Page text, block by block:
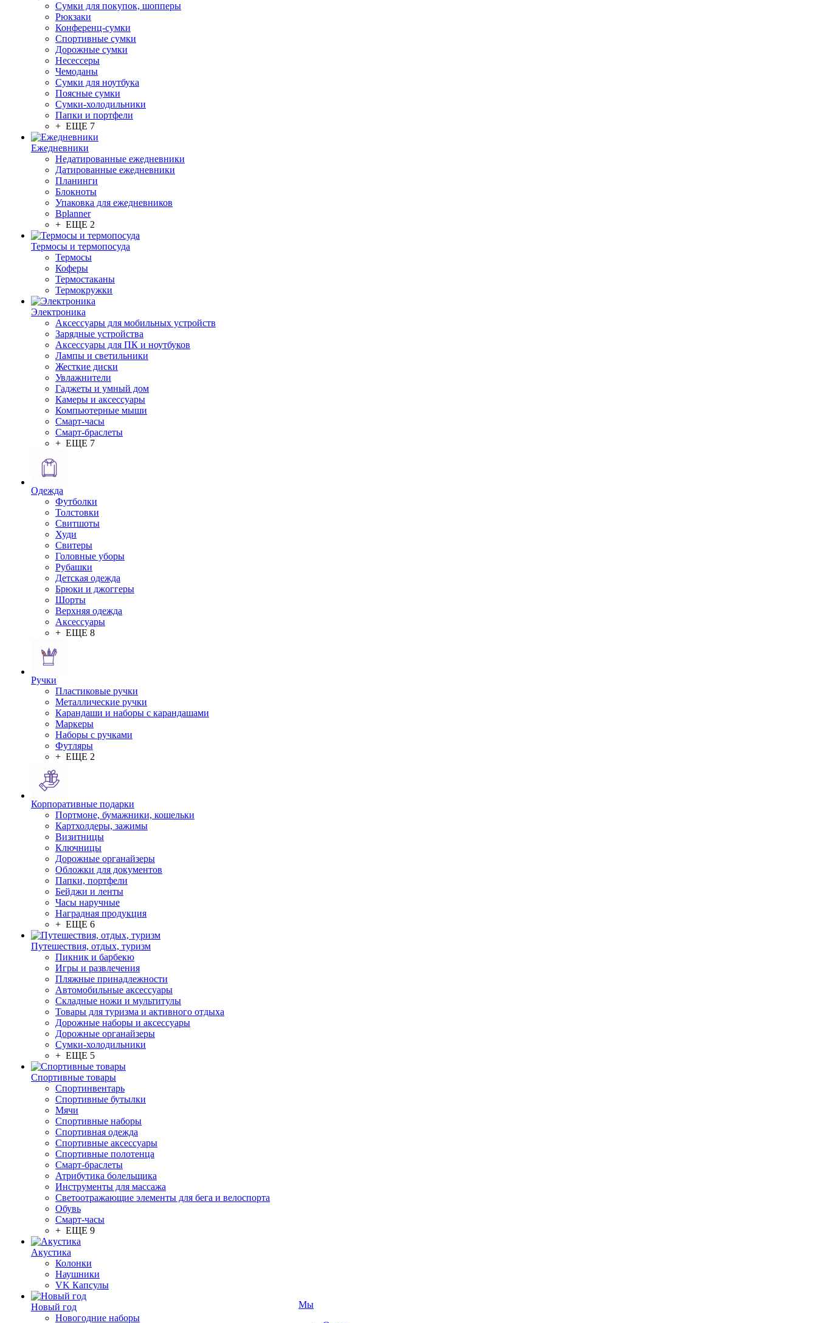
Сумки для покупок, шопперы
Рюкзаки
Конференц-сумки
Спортивные сумки
Дорожные сумки
Несессеры
Чемоданы
Сумки для ноутбука
Поясные сумки
Сумки-холодильники
Папки и портфели
+ ЕЩЕ 7
Ежедневники
Недатированные ежедневники
Датированные ежедневники
Планинги
Блокноты
Упаковка для ежедневников
Bplanner
+ ЕЩЕ 2
Термосы и термопосуда
Термосы
Коферы
Термостаканы
Термокружки
Электроника
Аксессуары для мобильных устройств
Зарядные устройства
Аксессуары для ПК и ноутбуков
Лампы и светильники
Жесткие диски
Увлажнители
Гаджеты и умный дом
Камеры и аксессуары
Компьютерные мыши
Смарт-часы
Смарт-браслеты
+ ЕЩЕ 7
Одежда
Футболки
Толстовки
Свитшоты
Худи
Свитеры
Головные уборы
Рубашки
Детская одежда
Брюки и джоггеры
Шорты
Верхняя одежда
Аксессуары
+ ЕЩЕ 8
Ручки
Пластиковые ручки
Металлические ручки
Карандаши и наборы с карандашами
Маркеры
Наборы с ручками
Футляры
+ ЕЩЕ 2
Корпоративные подарки
Портмоне, бумажники, кошельки
Картхолдеры, зажимы
Визитницы
Ключницы
Дорожные органайзеры
Обложки для документов
Папки, портфели
Бейджи и ленты
Часы наручные
Наградная продукция
+ ЕЩЕ 6
Путешествия, отдых, туризм
Пикник и барбекю
Игры и развлечения
Пляжные принадлежности
Автомобильные аксессуары
Складные ножи и мультитулы
Товары для туризма и активного отдыха
Дорожные наборы и аксессуары
Дорожные органайзеры
Сумки-холодильники
+ ЕЩЕ 5
Спортивные товары
Спортинвентарь
Спортивные бутылки
Мячи
Спортивные наборы
Спортивная одежда
Спортивные аксессуары
Спортивные полотенца
Смарт-браслеты
Атрибутика болельщика
Инструменты для массажа
Светоотражающие элементы для бега и велоспорта
Обувь
Смарт-часы
+ ЕЩЕ 9
Акустика
Колонки
Наушники
VK Капсулы
Новый год
Новогодние наборы
Мы